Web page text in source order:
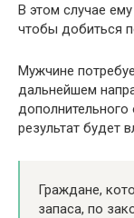
В этом случае
чтобы добиться
Мужчине
дальнейшем
результат будет
Граждане,
запаса, по